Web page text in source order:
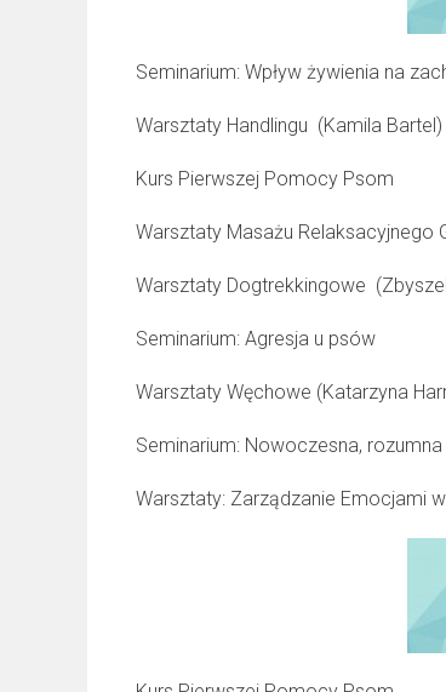
Seminarium: Wpływ żywienia na
Warsztaty Handlingu (Kamila Bartel)
Kurs Pierwszej Pomocy Psom
Warsztaty Masażu Relaksacyjnego
Warsztaty Dogtrekkingowe
Seminarium: Agresja u psów
Warsztaty Węchowe (Katarzyna
Seminarium: Nowoczesna,
Warsztaty: Zarządzanie Emocjami